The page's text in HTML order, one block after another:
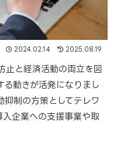
2024.02.14 2025.08.19
と経済活動の両立を図
動きが活発になりまし
制の方策としてテレワ
企業への支援事業や取